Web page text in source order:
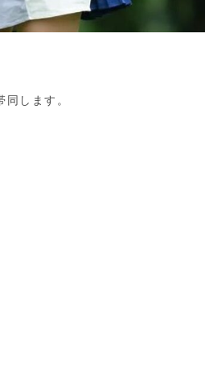
します。